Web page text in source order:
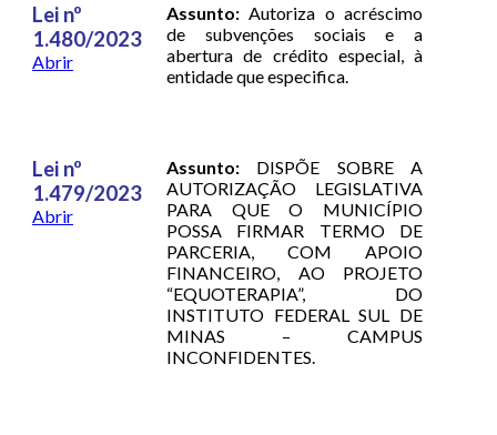
Lei nº
1.480/2023
Abrir
Assunto: Autoriza o acréscimo
de subvenções sociais e a
abertura de crédito especial, à
entidade que especifica.
Lei nº
1.479/2023
Abrir
Assunto: DISPÕE SOBRE A
AUTORIZAÇÃO LEGISLATIVA
PARA QUE O MUNICÍPIO
POSSA FIRMAR TERMO DE
PARCERIA, COM APOIO
FINANCEIRO, AO PROJETO
“EQUOTERAPIA”, DO
INSTITUTO FEDERAL SUL DE
MINAS – CAMPUS
INCONFIDENTES.